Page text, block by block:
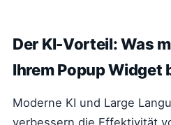
Der KI-Vorteil: Was
Ihrem Popup Widget
Moderne KI und Large
verbessern die Effektivität